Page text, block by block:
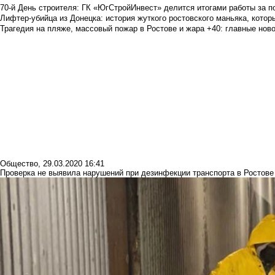
70-й День строителя: ГК «ЮгСтройИнвест» делится итогами работы за
Лифтер-убийца из Донецка: история жуткого ростовского маньяка,
Трагедия на пляже, массовый пожар в Ростове и жара +40: главные
Общество, 29.03.2020 16:41
Проверка не выявила нарушений при дезинфекции транспорта в Ростове